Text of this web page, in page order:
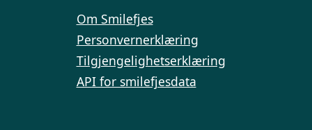
Om Smilefjes
Personvernerklæring
Tilgjengelighetserklæring
API for smilefjesdata